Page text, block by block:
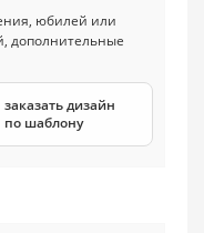
заказать дизайн
по шаблону